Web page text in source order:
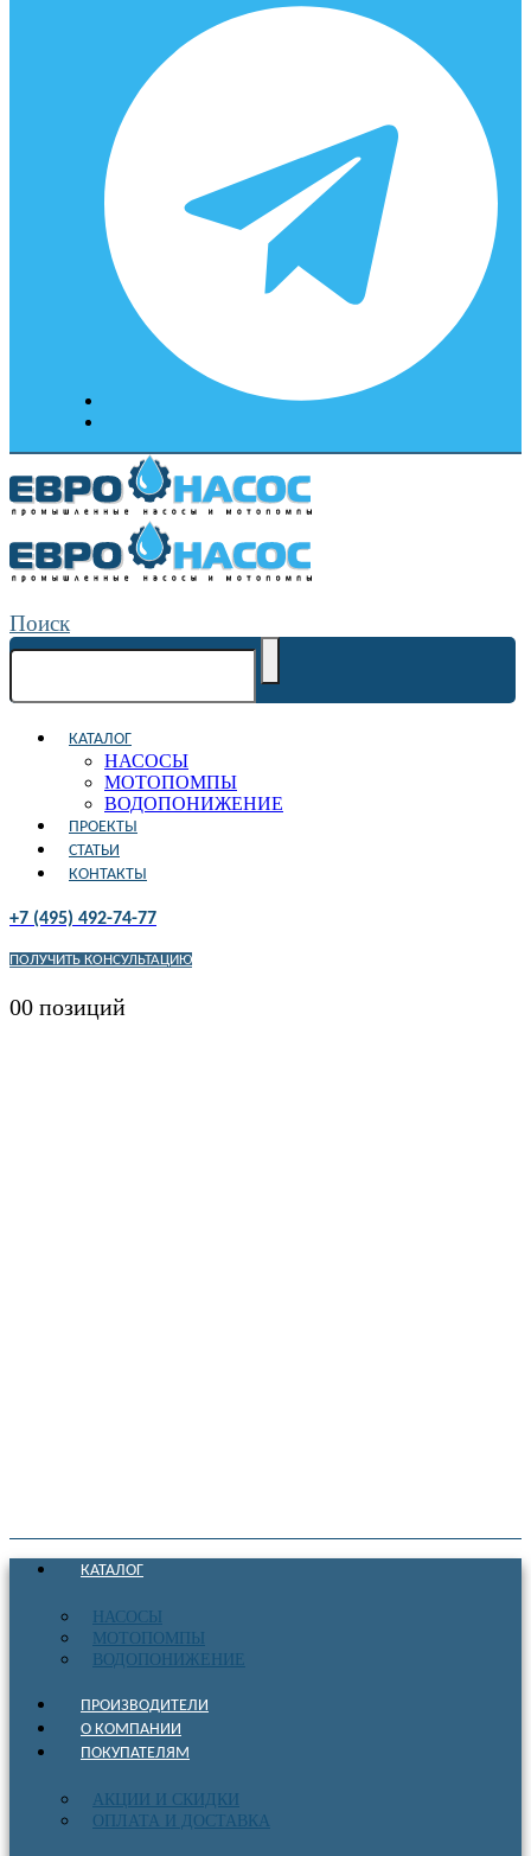
Поиск
КАТАЛОГ
НАСОСЫ
МОТОПОМПЫ
ВОДОПОНИЖЕНИЕ
ПРОЕКТЫ
СТАТЬИ
КОНТАКТЫ
+7 (495) 492-74-77
ПОЛУЧИТЬ КОНСУЛЬТАЦИЮ
00 позиций
КАТАЛОГ
НАСОСЫ
МОТОПОМПЫ
ВОДОПОНИЖЕНИЕ
ПРОИЗВОДИТЕЛИ
О КОМПАНИИ
ПОКУПАТЕЛЯМ
АКЦИИ И СКИДКИ
ОПЛАТА И ДОСТАВКА